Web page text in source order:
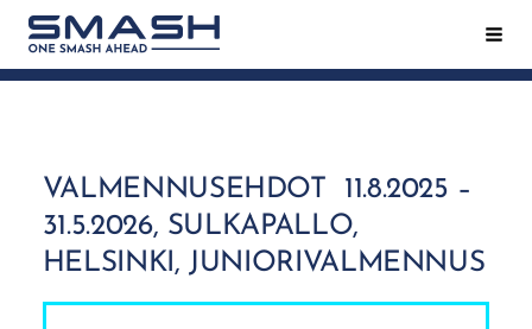
Siirry
sivun
sisältöön
Smash ry - Suomen suurin mailapeliseura
VALMENNUSEHDOT 11.8.2025 –
31.5.2026, SULKAPALLO,
HELSINKI, JUNIORIVALMENNUS